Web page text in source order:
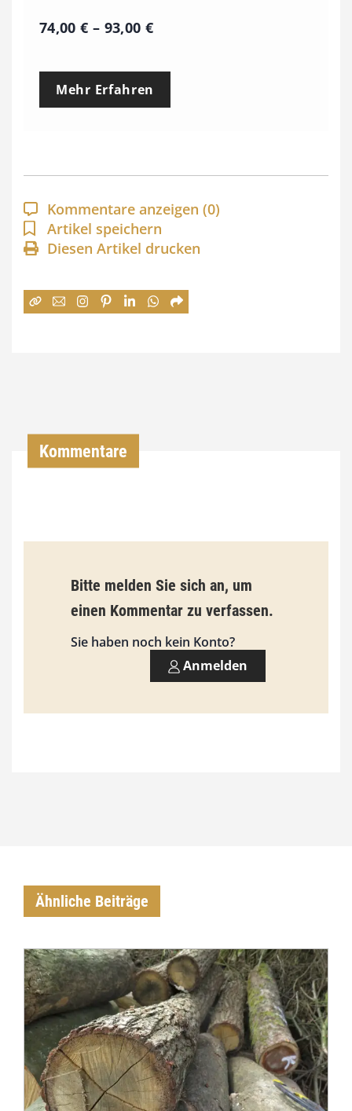
74,00€ – 93,00 €P
e
p
a
n
n
:
9
3
0
0
Mehr Erfahren
Kommentare anzeigen (0)
Artikel speichern
Diesen Artikel drucken
Kommentare
Bitte melden Sie sich an, um
einen Kommentar zu verfassen.
Sie haben noch kein Konto?
Anmelden
Ähnliche Beiträge